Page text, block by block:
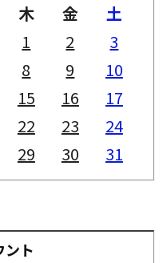
木 金
土
1
2
3
8 9
10
15 16
17
22 23
24
29 30 31
ント